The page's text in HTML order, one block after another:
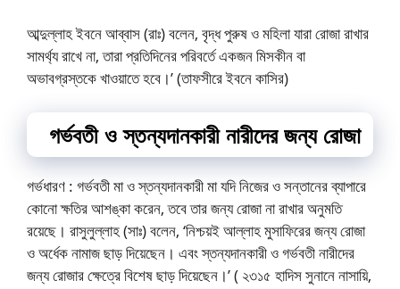
আব্দুল্লাহ ইবনে আব্বাস (রাঃ) বলেন, বৃদ্ধ পুরুষ ও মহিলা যারা রোজা রাখার
সামর্থ্য রাখে না, তারা প্রতিদিনের পরিবর্তে একজন মিসকীন বা
অভাবগ্রস্তকে খাওয়াতে হবে।’ (তাফসীরে ইবনে কাসির)
গর্ভবতী ও স্তন্যদানকারী নারীদের জন্য রোজা
গর্ভধারণ : গর্ভবতী মা ও স্তন্যদানকারী মা যদি নিজের ও সন্তানের ব্যাপারে
কোনো ক্ষতির আশঙ্কা করেন, তবে তার জন্য রোজা না রাখার অনুমতি
রয়েছে। রাসুলুল্লাহ (সাঃ) বলেন, ‘নিশ্চয়ই আল্লাহ মুসাফিরের জন্য রোজা
ও অর্ধেক নামাজ ছাড় দিয়েছেন। এবং স্তন্যদানকারী ও গর্ভবতী নারীদের
জন্য রোজার ক্ষেত্রে বিশেষ ছাড় দিয়েছেন।’ ( ২৩১৫ হাদিস সুনানে নাসায়ি,